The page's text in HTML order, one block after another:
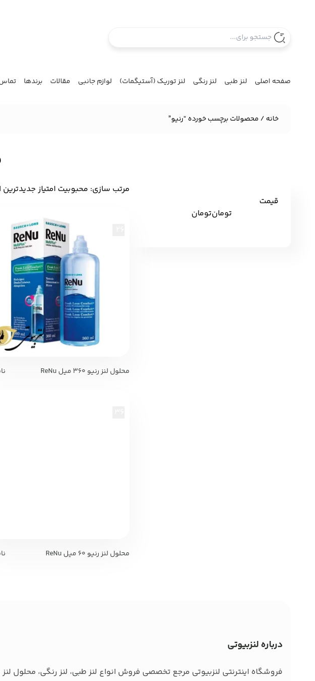
صفحه اصلی لنز طبی لنز رنگی لنز توریک (آستیگمات) لوازم جانبی مقالات برندها تماس
خانه / محصولات برچسب خورده “رنیو”
قیمت
تومانتومان
مرتب سازی: ‌ محبوبیت ‌ امتیاز‌ جدیدترین
محلول لنز رنیو 360 میل ReNu
محلول لنز رنیو 60 میل ReNu
درباره لنزبیوتی
فروشگاه اینترنتی لنزبیوتی مرجع تخصصی فروش انواع لنز طبی، لنز رنگی، محلول